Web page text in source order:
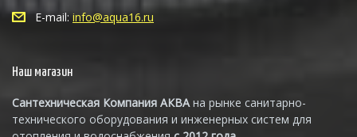
E-mail:info@aqua16.ru
Наш магазин
Сантехническая Компания АКВАна рынке санитарно-
технического оборудования и инженерных систем для